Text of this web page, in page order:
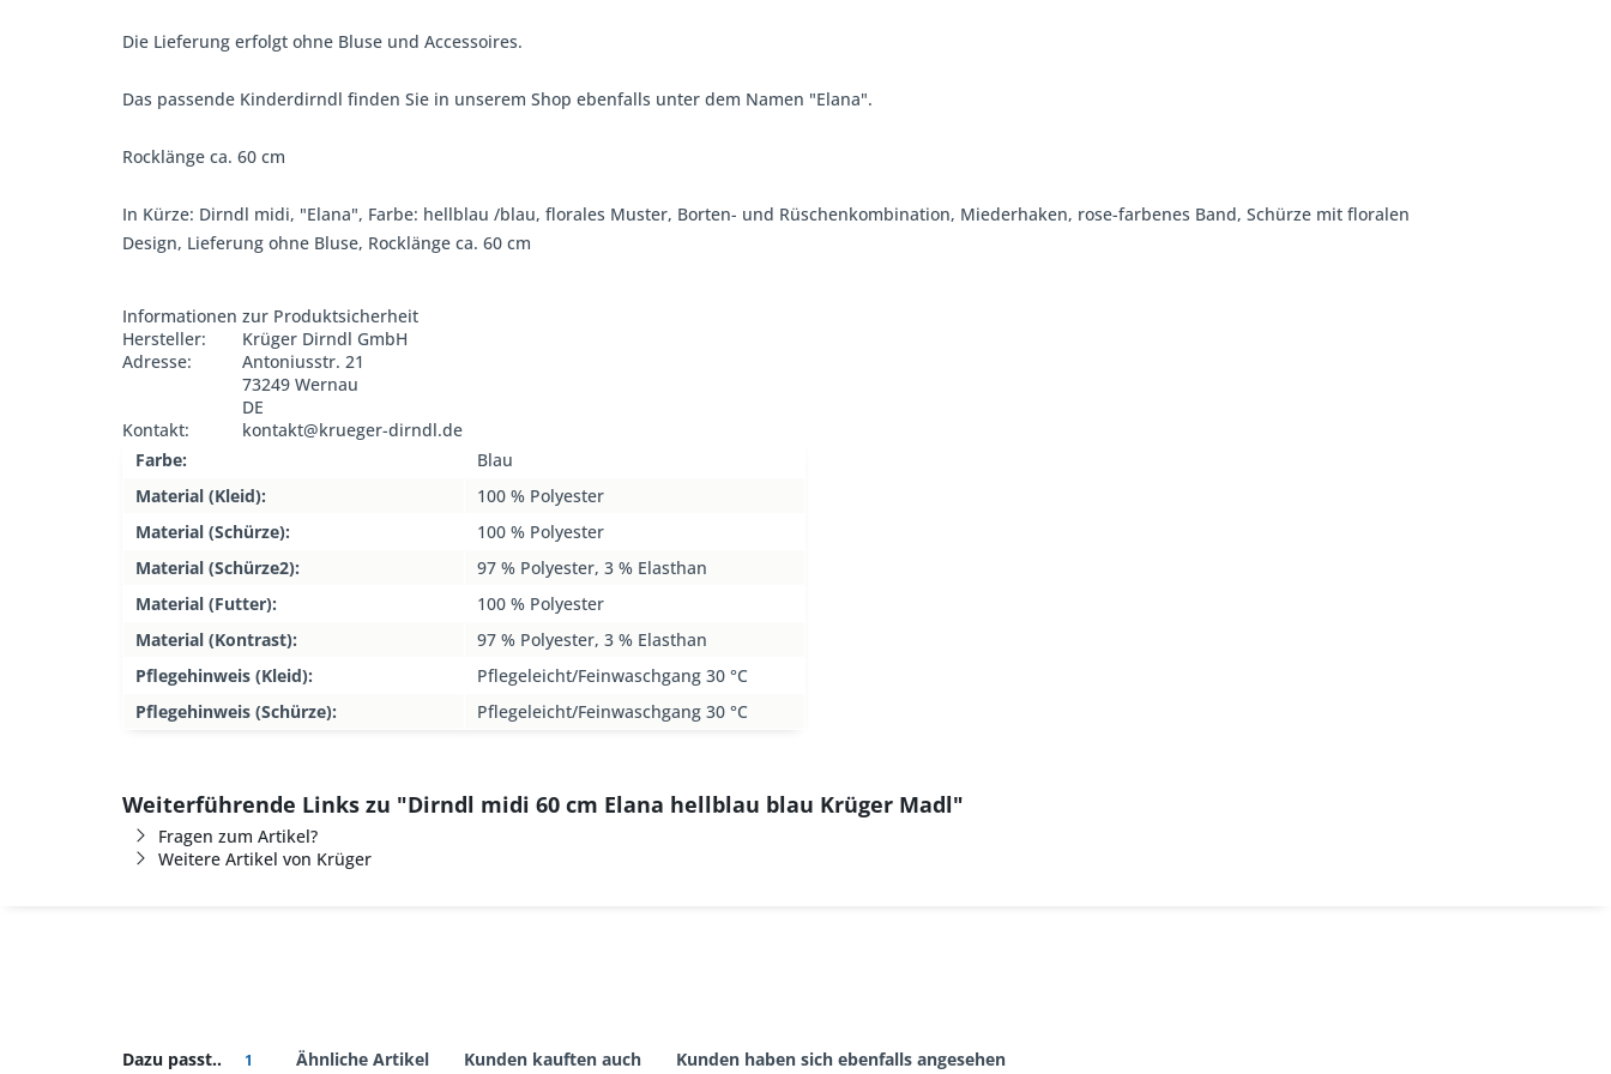
Die Lieferung erfolgt ohne Bluse und Accessoires.
Das passende Kinderdirndl finden Sie in unserem Shop ebenfalls unter dem Namen "Elana".
Rocklänge ca. 60 cm
In Kürze: Dirndl midi, "Elana", Farbe: hellblau /blau, florales Muster, Borten- und Rüschenkombination, Miederhaken, rose-farbenes Band, Schürze mit floralen
Design, Lieferung ohne Bluse, Rocklänge ca. 60 cm
Informationen zur Produktsicherheit
Hersteller:
Krüger Dirndl GmbH
Adresse:
Antoniusstr. 21
73249 Wernau
DE
Kontakt:
kontakt@krueger-dirndl.de
Farbe:
Blau
Material (Kleid):
100 % Polyester
Material (Schürze):
100 % Polyester
Material (Schürze2):
97 % Polyester, 3 % Elasthan
Material (Futter):
100 % Polyester
Material (Kontrast):
97 % Polyester, 3 % Elasthan
Pflegehinweis (Kleid):
Pflegeleicht/Feinwaschgang 30 °C
Pflegehinweis (Schürze):
Pflegeleicht/Feinwaschgang 30 °C
Weiterführende Links zu "Dirndl midi 60 cm Elana hellblau blau Krüger Madl"
Fragen zum Artikel?
Weitere Artikel von Krüger
Dazu passt.. 1 Ähnliche Artikel Kunden kauften auch Kunden haben sich ebenfalls angesehen